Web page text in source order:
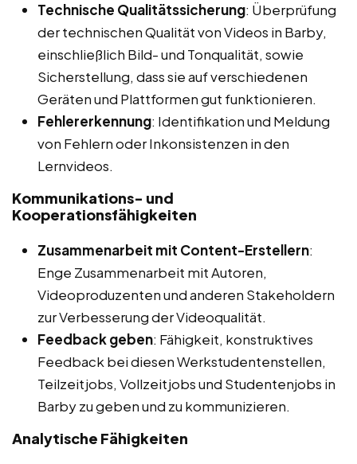
Technische Qualitätssicherung: Überprüfung
der technischen Qualität von Videos in Barby,
einschließlich Bild- und Tonqualität, sowie
Sicherstellung, dass sie auf verschiedenen
Geräten und Plattformen gut funktionieren.
Fehlererkennung: Identifikation und Meldung
von Fehlern oder Inkonsistenzen in den
Lernvideos.
Kommunikations- und
Kooperationsfähigkeiten
Zusammenarbeit mit Content-Erstellern:
Enge Zusammenarbeit mit Autoren,
Videoproduzenten und anderen Stakeholdern
zur Verbesserung der Videoqualität.
Feedback geben: Fähigkeit, konstruktives
Feedback bei diesen Werkstudentenstellen,
Teilzeitjobs, Vollzeitjobs und Studentenjobs in
Barby zu geben und zu kommunizieren.
Analytische Fähigkeiten